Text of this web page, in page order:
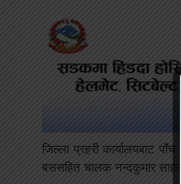
जिल्ला प्रहरी कार्यालयबाट
बससहित चालक नन्दकुमार